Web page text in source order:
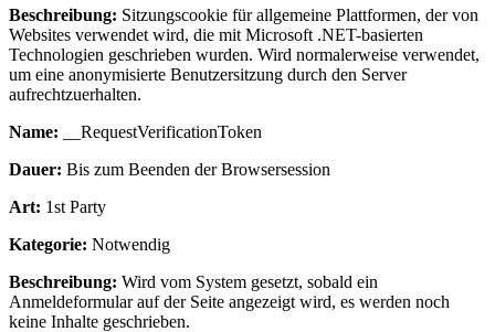
Beschreibung: Sitzungscookie für allgemeine Plattformen, der von
Websites verwendet wird, die mit Microsoft .NET-basierten
Technologien geschrieben wurden. Wird normalerweise verwendet,
um eine anonymisierte Benutzersitzung durch den Server
aufrechtzuerhalten.
Name: __RequestVerificationToken
Dauer: Bis zum Beenden der Browsersession
Art: 1st Party
Kategorie: Notwendig
Beschreibung: Wird vom System gesetzt, sobald ein
Anmeldeformular auf der Seite angezeigt wird, es werden noch
keine Inhalte geschrieben.